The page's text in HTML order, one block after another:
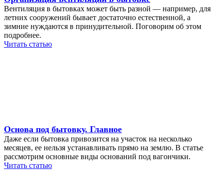
Вентиляция в бытовках может быть разной — например, для
летних сооружений бывает достаточно естественной, а
зимние нуждаются в принудительной. Поговорим об этом
подробнее.
Читать статью
Основа под бытовку. Главное
Даже если бытовка привозится на участок на несколько
месяцев, ее нельзя устанавливать прямо на землю. В статье
рассмотрим основные виды оснований под вагончики.
Читать статью